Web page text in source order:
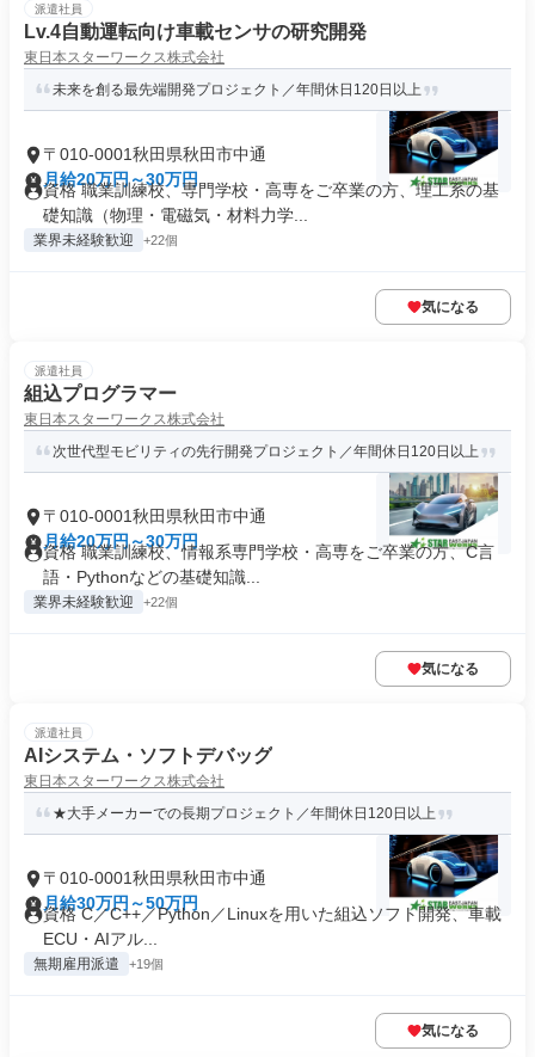
派遣社員
Lv.4自動運転向け車載センサの研究開発
東日本スターワークス株式会社
未来を創る最先端開発プロジェクト／年間休日120日以上
〒010-0001秋田県秋田市中通
月給20万円～30万円
資格 職業訓練校、専門学校・高専をご卒業の方、理工系の基
礎知識（物理・電磁気・材料力学...
業界未経験歓迎 +22個
気になる
派遣社員
組込プログラマー
東日本スターワークス株式会社
次世代型モビリティの先行開発プロジェクト／年間休日120日以上
〒010-0001秋田県秋田市中通
月給20万円～30万円
資格 職業訓練校、情報系専門学校・高専をご卒業の方、C言
語・Pythonなどの基礎知識...
業界未経験歓迎 +22個
気になる
派遣社員
AIシステム・ソフトデバッグ
東日本スターワークス株式会社
★大手メーカーでの長期プロジェクト／年間休日120日以上
〒010-0001秋田県秋田市中通
月給30万円～50万円
資格 C／C++／Python／Linuxを用いた組込ソフト開発、車載
ECU・AIアル...
無期雇用派遣 +19個
気になる